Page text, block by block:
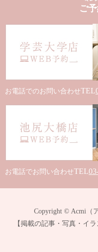
ご
お電話でのお問い合わせTEL
お電話でお問い合わせTEL
Copyright © Acmi（
【掲載の記事・写真・イ